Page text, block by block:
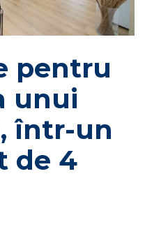
pentru
unui
într-un
de 4